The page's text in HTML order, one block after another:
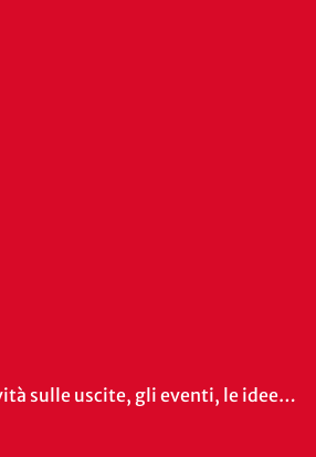
sulle uscite, gli eventi, le idee…